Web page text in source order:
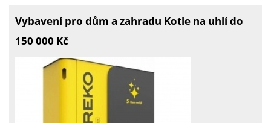
Vybavení pro dům a zahradu Kotle na uhlí do
150 000 Kč